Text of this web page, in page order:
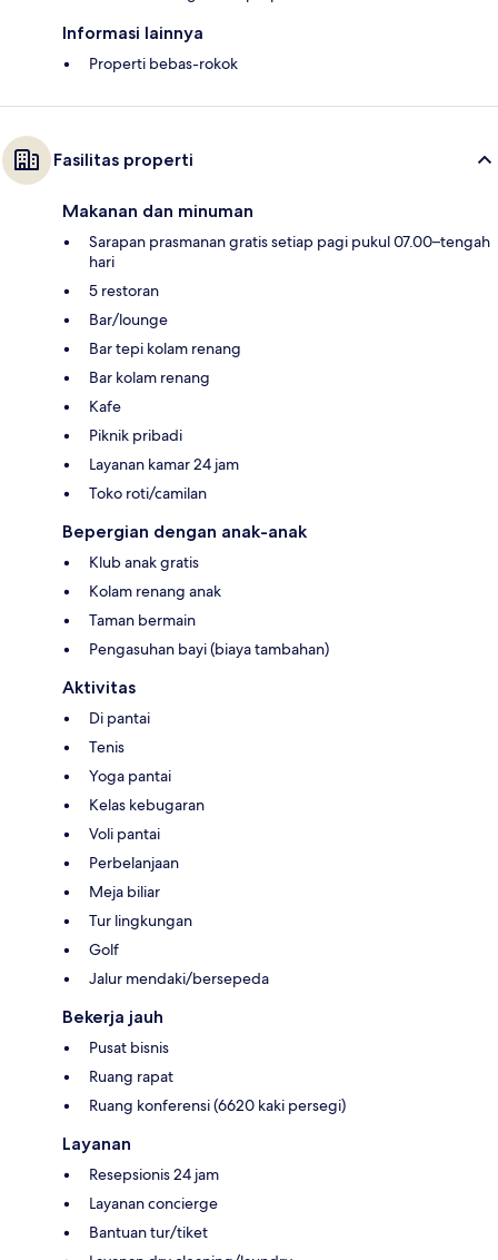
Informasi lainnya
Properti bebas-rokok
Fasilitas properti
Makanan dan minuman
Sarapan prasmanan gratis setiap pagi pukul 07.00–tengah
hari
5 restoran
Bar/lounge
Bar tepi kolam renang
Bar kolam renang
Kafe
Piknik pribadi
Layanan kamar 24 jam
Toko roti/camilan
Bepergian dengan anak-anak
Klub anak gratis
Kolam renang anak
Taman bermain
Pengasuhan bayi (biaya tambahan)
Aktivitas
Di pantai
Tenis
Yoga pantai
Kelas kebugaran
Voli pantai
Perbelanjaan
Meja biliar
Tur lingkungan
Golf
Jalur mendaki/bersepeda
Bekerja jauh
Pusat bisnis
Ruang rapat
Ruang konferensi (6620 kaki persegi)
Layanan
Resepsionis 24 jam
Layanan concierge
Bantuan tur/tiket